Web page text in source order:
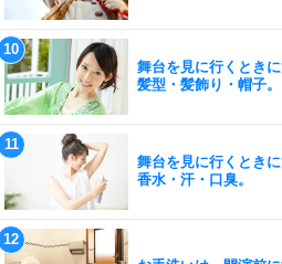
舞台を見に行くとき
髪型・髪飾り・帽子。
舞台を見に行くとき
香水・汗・口臭。